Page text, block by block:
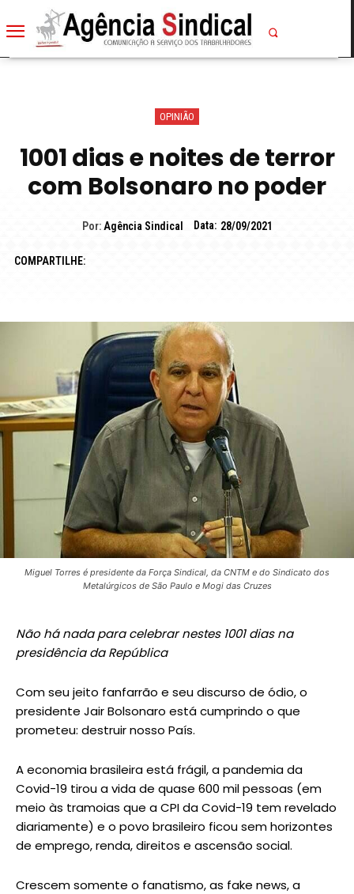
OPINIÃO
1001 dias e noites de terror
com Bolsonaro no poder
Por: Agência Sindical Data: 28/09/2021
COMPARTILHE:
Miguel Torres é presidente da Força Sindical, da CNTM e do Sindicato dos
Metalúrgicos de São Paulo e Mogi das Cruzes
Não há nada para celebrar nestes 1001 dias na
presidência da República
Com seu jeito fanfarrão e seu discurso de ódio, o
presidente Jair Bolsonaro está cumprindo o que
prometeu: destruir nosso País.
A economia brasileira está frágil, a pandemia da
Covid-19 tirou a vida de quase 600 mil pessoas (em
meio às tramoias que a CPI da Covid-19 tem revelado
diariamente) e o povo brasileiro ficou sem horizontes
de emprego, renda, direitos e ascensão social.
Crescem somente o fanatismo, as fake news, a